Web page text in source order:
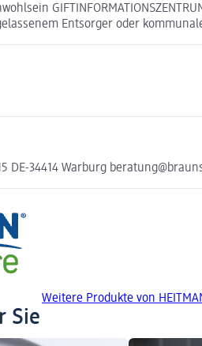
Entsorger oder
DE-34414 Warburg
Weitere Produkte von
Sie